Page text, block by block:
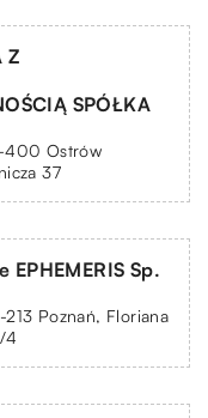
Z
SPÓŁKA
400 Ostrów
37
EPHEMERIS Sp.
Poznań, Floriana
4